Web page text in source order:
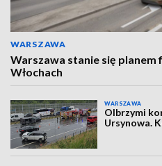
WARSZAWA
Warszawa stanie się
Włochach
WARSZAWA
Olbrzymi
Ursynowa.